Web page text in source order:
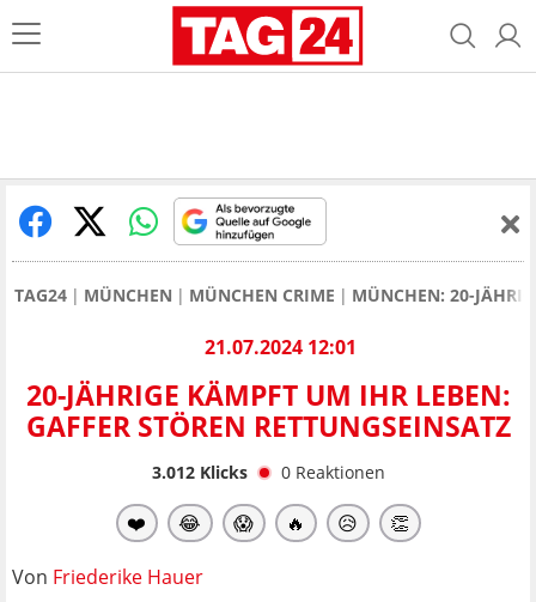
TAG24 MÜNCHEN MÜNCHEN CRIME MÜNCHEN: 20-
21.07.2024 12:01
20-JÄHRIGE KÄMPFT UM IHR LEBEN:
GAFFER STÖREN RETTUNGSEINSATZ
3.012Klicks 0 Reaktionen
❤️ 😂 😱 🔥 😥 👏
Von Friederike Hauer